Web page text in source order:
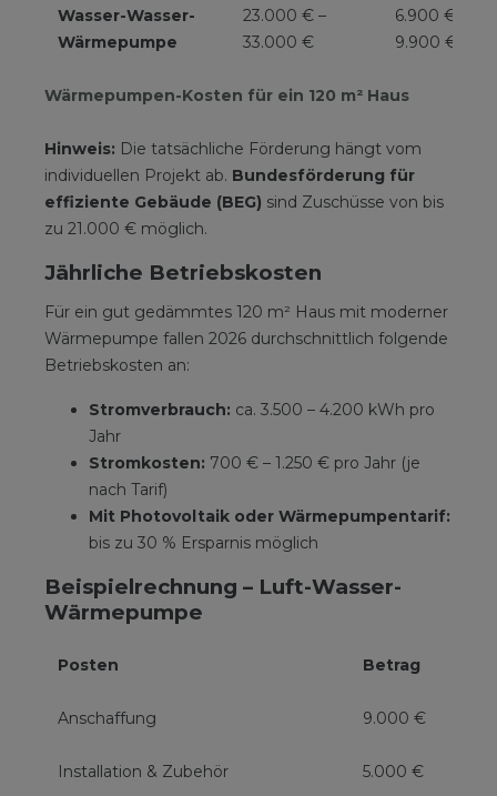
Wärmepumpen-Kosten für ein 120 m² Haus
Wasser-Wasser-
Wärmepumpe
23.000 € –
33.000 €
6.900 € –
9.900 €
Hinweis: Die tatsächliche Förderung hängt vom
individuellen Projekt ab. Bundesförderung für
effiziente Gebäude (BEG) sind Zuschüsse von bis
zu 21.000 € möglich.
Jährliche Betriebskosten
Für ein gut gedämmtes 120 m² Haus mit moderner
Wärmepumpe fallen 2026 durchschnittlich folgende
Betriebskosten an:
Stromverbrauch: ca. 3.500 – 4.200 kWh pro
Jahr
Stromkosten: 700 € – 1.250 € pro Jahr (je
nach Tarif)
Mit Photovoltaik oder Wärmepumpentarif:
bis zu 30 % Ersparnis möglich
Beispielrechnung – Luft-Wasser-
Wärmepumpe
Posten Betrag
Anschaffung 9.000 €
Installation & Zubehör 5.000 €